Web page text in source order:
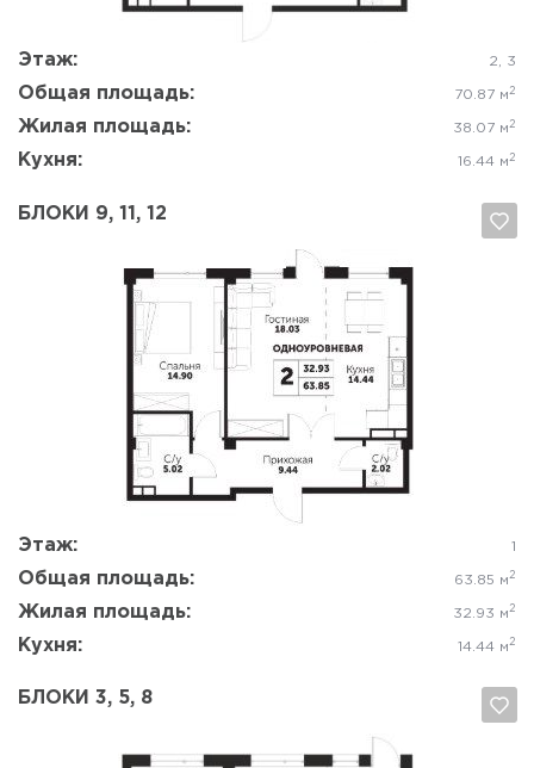
Этаж: 2, 3
Общая площадь: 70.87 м 2
Жилая площадь: 38.07 м 2
Кухня: 16.44 м 2
БЛОКИ 9, 11, 12
Этаж: 1
Общая площадь: 63.85 м 2
Жилая площадь: 32.93 м 2
Кухня: 14.44 м 2
Да, удалить Отмена
БЛОКИ 3, 5, 8